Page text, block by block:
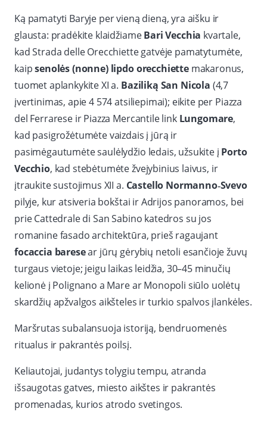
Ką pamatyti Baryje per vieną dieną, yra aišku ir
glausta: pradėkite klaidžiameBari Vecchia kvartale,
kad Strada delle Orecchiette gatvėje pamatytumėte,
kaipsenolės (nonne) lipdo orecchiettemakaronus,
tuomet aplankykite XI a. Baziliką San Nicola (4,7
įvertinimas, apie 4 574 atsiliepimai); eikite per Piazza
del Ferrarese ir Piazza Mercantile link Lungomare,
kad pasigrožėtumėte vaizdais į jūrą ir
pasimėgautumėte saulėlydžio ledais, užsukite į Porto
Vecchio, kad stebėtumėte žvejybinius laivus, ir
įtraukite sustojimus XII a. Castello Normanno‑Svevo
pilyje, kur atsiveria bokštai ir Adrijos panoramos, bei
prie Cattedrale di San Sabino katedros su jos
romanine fasado architektūra, prieš ragaujant
focaccia baresear jūrų gėrybių netoli esančioje žuvų
turgaus vietoje; jeigu laikas leidžia, 30–45 minučių
kelionė į Polignano a Mare ar Monopoli siūlo uolėtų
skardžių apžvalgos aikšteles ir turkio spalvos įlankėles.
Maršrutas subalansuoja istoriją, bendruomenės
ritualus ir pakrantės poilsį.
Keliautojai, judantys tolygiu tempu, atranda
išsaugotas gatves, miesto aikštes ir pakrantės
promenadas, kurios atrodo svetingos.